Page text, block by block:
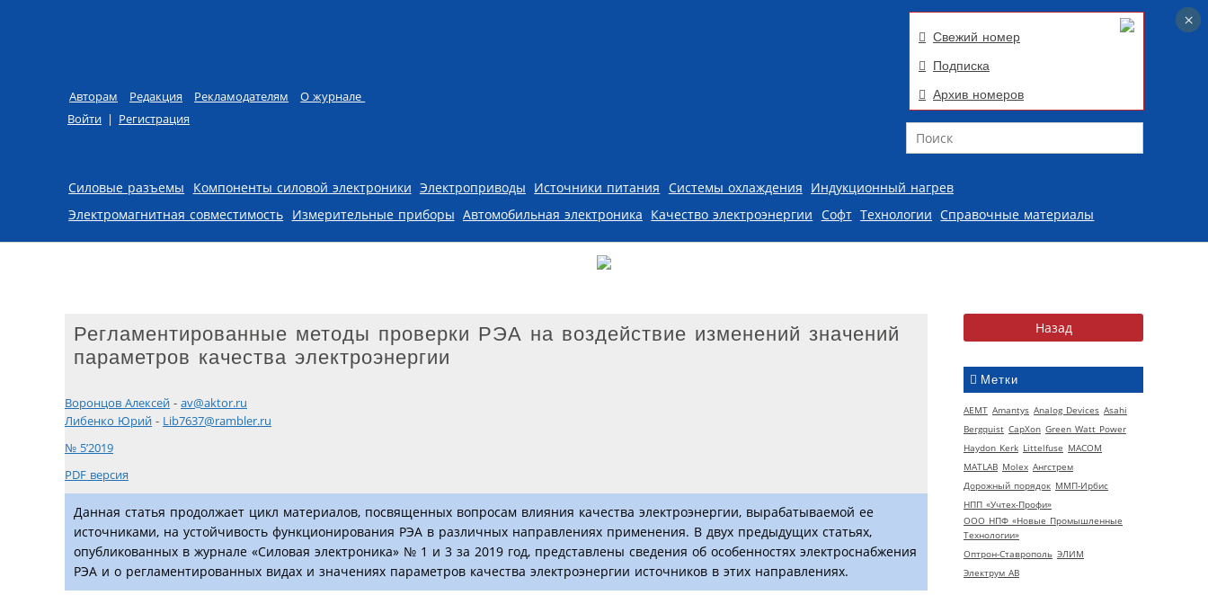
Авторам Редакция Рекламодателям
О журнале
Войти | Регистрация
Свежий номер
Подписка
Архив номеров
Поиск
Skip to content
Силовые разъемы Компоненты силовой электроники Электроприводы Источники питания Системы охлаждения Индукционный нагрев
Электромагнитная совместимость Измерительные приборы Автомобильная электроника Качество электроэнергии Софт Технологии Справочные материалы
Метки
AEMT Amantys Analog Devices Asahi
Bergquist CapXon Green Watt Power
Haydon Kerk Littelfuse MACOM
MATLAB Molex Ангстрем
Дорожный порядок ММП-Ирбис
НПП «Учтех-Профи»
ООО НПФ «Новые Промышленные
Технологии»
Оптрон-Ставрополь ЭЛИМ
Электрум АВ
Регламентированные методы проверки РЭА на воздействие изменений значений
параметров качества электроэнергии
Воронцов Алексей - av@aktor.ru
Либенко Юрий - Lib7637@rambler.ru
№ 5’2019
PDF версия
Данная статья продолжает цикл материалов, посвященных вопросам влияния качества электроэнергии, вырабатываемой ее
источниками, на устойчивость функционирования РЭА в различных направлениях применения. В двух предыдущих статьях,
опубликованных в журнале «Силовая электроника» № 1 и 3 за 2019 год, представлены сведения об особенностях электроснабжения
РЭА и о регламентированных видах и значениях параметров качества электроэнергии источников в этих направлениях.
×
×